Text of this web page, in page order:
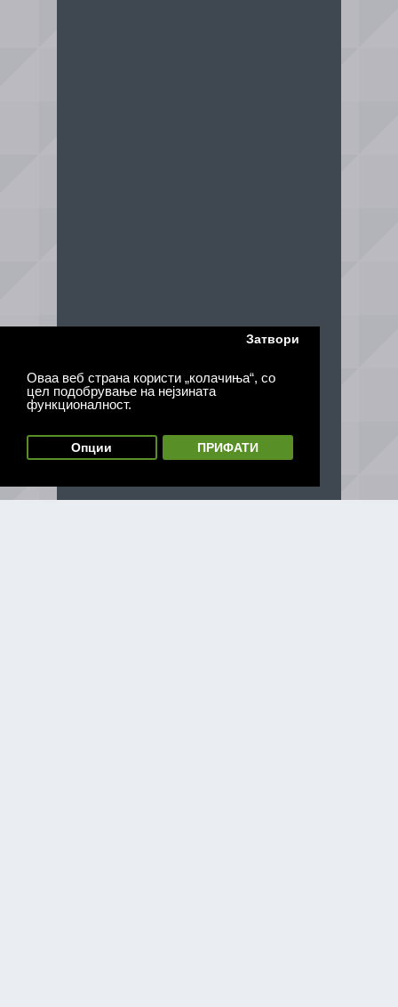
Оваа веб страна користи „колачиња“, со
цел подобрување на нејзината
функционалност.
Затвори
Опции ПРИФАТИ